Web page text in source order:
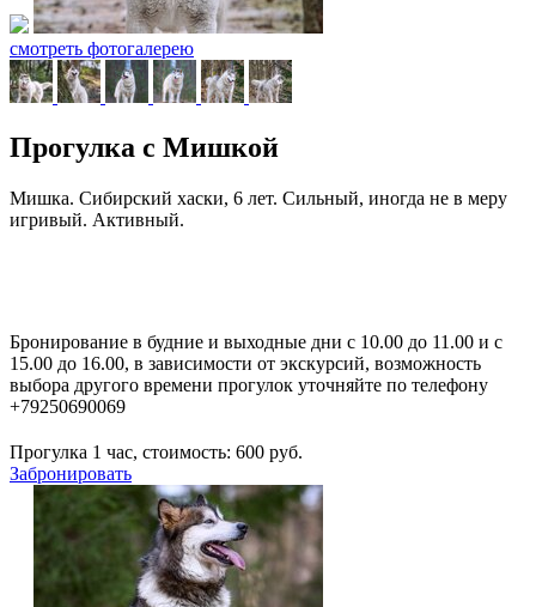
смотреть фотогалерею
Прогулка с Мишкой
Мишка. Сибирский хаски, 6 лет. Сильный, иногда не в меру
игривый. Активный.
Бронирование в будние и выходные дни с 10.00 до 11.00 и с
15.00 до 16.00, в зависимости от экскурсий, возможность
выбора другого времени прогулок уточняйте по телефону
+79250690069
Прогулка 1 час, стоимость: 600 руб.
Забронировать